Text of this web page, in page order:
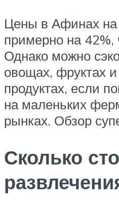
Цены в Афинах на
примерно на
Однако можно
овощах, фруктах
продуктах, если
на маленьких
рынках. Обзор
Сколько